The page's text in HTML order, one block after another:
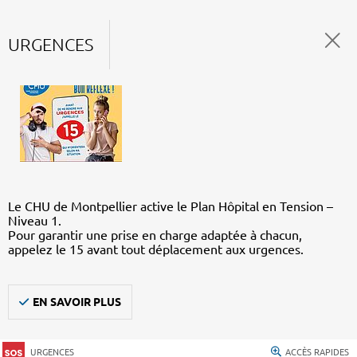
URGENCES
Le CHU de Montpellier active le Plan Hôpital en Tension –
Niveau 1.
Pour garantir une prise en charge adaptée à chacun,
appelez le 15 avant tout déplacement aux urgences.
EN SAVOIR PLUS
URGENCES ACCÈS RAPIDES